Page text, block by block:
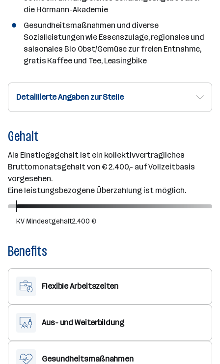
die Hörmann-Akademie
Gesundheitsmaßnahmen und diverse
Sozialleistungen wie Essenszulage, regionales und
saisonales Bio Obst/Gemüse zur freien Entnahme,
gratis Kaffee und Tee, Leasingbike
Detaillierte Angaben zur Stelle
Gehalt
Als Einstiegsgehalt ist ein kollektivvertragliches
Bruttomonatsgehalt von € 2.400,- auf Vollzeitbasis
vorgesehen.
Eine leistungsbezogene Überzahlung ist möglich.
KV Mindestgehalt2.400 €
Benefits
Flexible Arbeitszeiten
Aus- und Weiterbildung
Gesundheitsmaßnahmen